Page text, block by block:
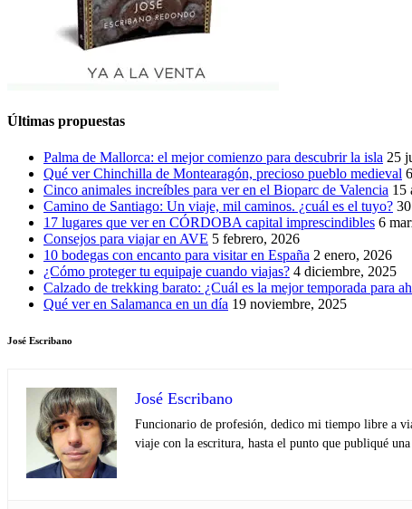
Últimas propuestas
Palma de Mallorca: el mejor comienzo para descubrir la isla 25
Qué ver Chinchilla de Montearagón, precioso pueblo medieval
Cinco animales increíbles para ver en el Bioparc de Valencia 15
Camino de Santiago: Un viaje, mil caminos. ¿cuál es el tuyo?
17 lugares que ver en CÓRDOBA capital imprescindibles 6
Consejos para viajar en AVE 5 febrero, 2026
10 bodegas con encanto para visitar en España 2 enero, 2026
¿Cómo proteger tu equipaje cuando viajas? 4 diciembre, 2025
Calzado de trekking barato: ¿Cuál es la mejor temporada para
Qué ver en Salamanca en un día 19 noviembre, 2025
José Escribano
José Escribano
Funcionario de profesión, dedico mi tiempo libre a
viaje con la escritura, hasta el punto que publiqué